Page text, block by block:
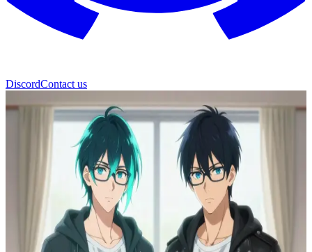
DiscordContact us